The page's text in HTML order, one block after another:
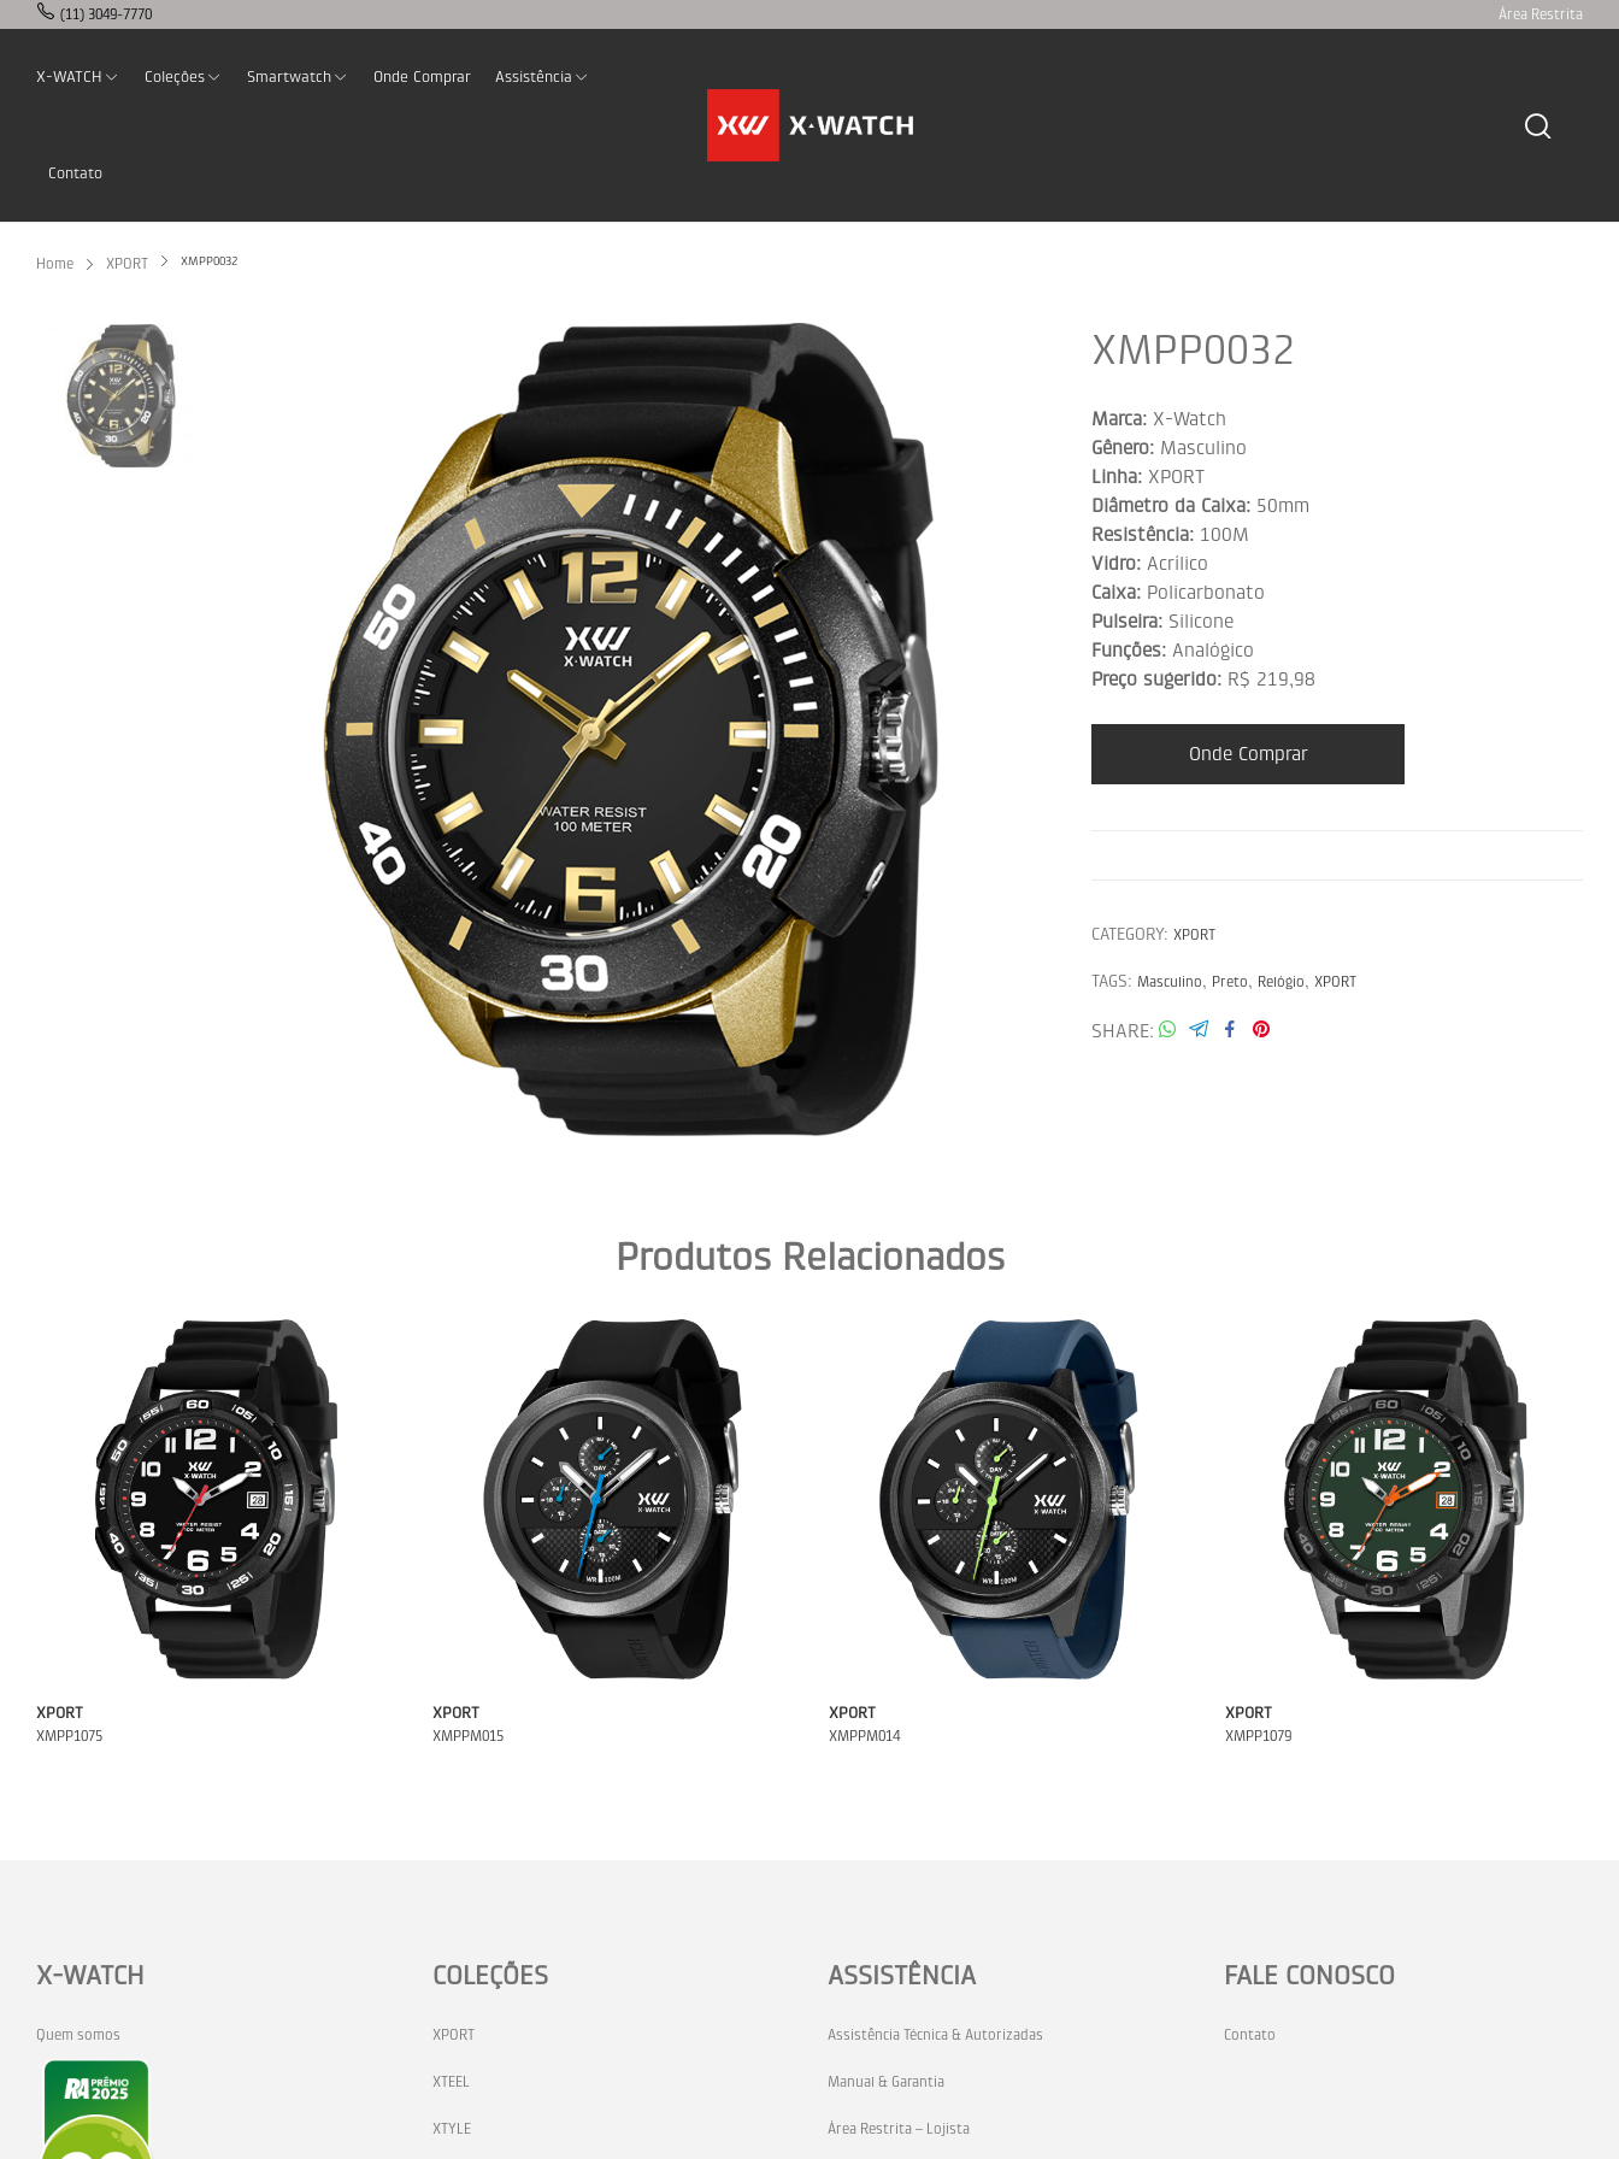
(11) 3049-7770 Área Restrita
X-WATCH Coleções Smartwatch Onde Comprar Assistência
Contato
Home XPORT XMPP0032
XMPP0032
Marca: X-Watch
Gênero: Masculino
Linha: XPORT
Diâmetro da Caixa: 50mm
Resistência: 100M
Vidro: Acrílico
Caixa: Policarbonato
Pulseira: Silicone
Funções: Analógico
Preço sugerido: R$ 219,98
Onde Comprar
CATEGORY: XPORT
TAGS: Masculino, Preto, Relógio, XPORT
SHARE
Produtos Relacionados
XPORT
XMPP1075
XPORT
XMPPM015
XPORT
XMPPM014
XPORT
XMPP1079
X-WATCH
Quem somos
COLEÇÕES
XPORT
XTEEL
XTYLE
ASSISTÊNCIA
Assistência Técnica & Autorizadas
Manual & Garantia
Área Restrita – Lojista
FALE CONOSCO
Contato